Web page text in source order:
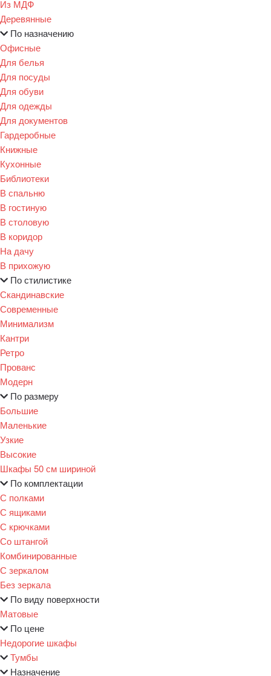
Из МДФ
Деревянные
По назначению
Офисные
Для белья
Для посуды
Для обуви
Для одежды
Для документов
Гардеробные
Книжные
Кухонные
Библиотеки
В спальню
В гостиную
В столовую
В коридор
На дачу
В прихожую
По стилистике
Скандинавские
Современные
Минимализм
Кантри
Ретро
Прованс
Модерн
По размеру
Большие
Маленькие
Узкие
Высокие
Шкафы 50 см шириной
По комплектации
С полками
С ящиками
С крючками
Со штангой
Комбинированные
С зеркалом
Без зеркала
По виду поверхности
Матовые
По цене
Недорогие шкафы
Тумбы
Назначение